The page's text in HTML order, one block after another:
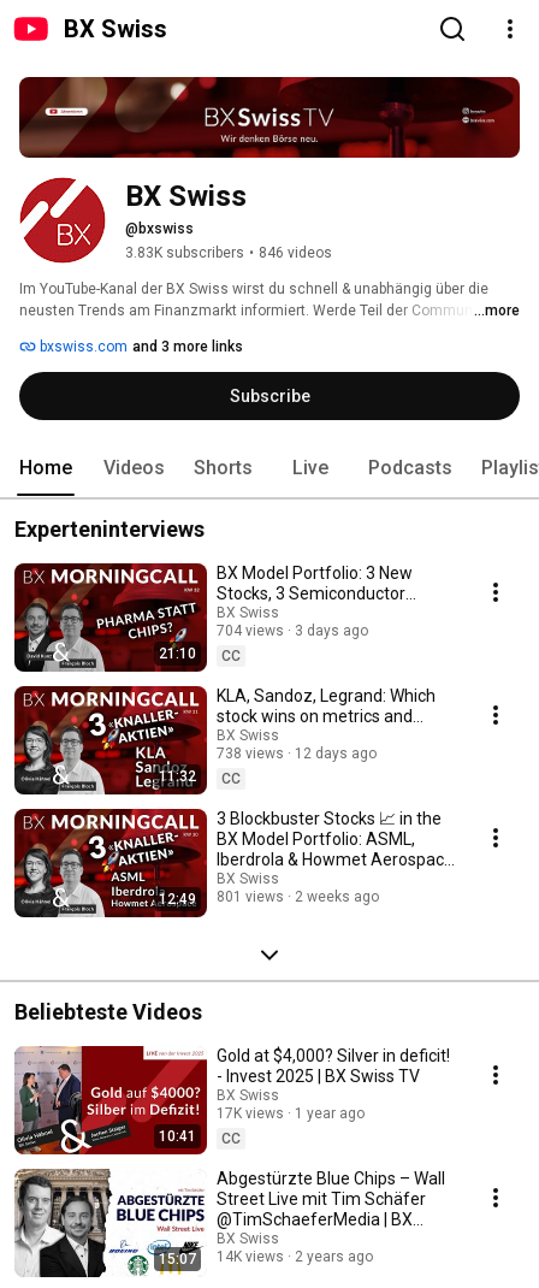
BX Swiss
BX Swiss
@bxswiss
3.83K subscribers • 846 videos
Im YouTube-Kanal der BX Swiss wirst du schnell & unabhängig über die
neusten Trends am Finanzmarkt informiert. Werde Teil der Community und
Handel von Wertpapieren – wir kümmern uns darum.
...more
bxswiss.com and 3 more links
Subscribe
Home Videos Shorts Live Podcasts
Experteninterviews
21:10
BX Model Portfolio: 3 New
Stocks, 3 Semiconductor
Stocks Out
BX Swiss
704 views
3 days ago
CC
11:32
KLA, Sandoz, Legrand: Which
stock wins on metrics and
valuation?
BX Swiss
738 views
12 days ago
CC
12:49
3 Blockbuster Stocks 📈 in the
BX Model Portfolio: ASML,
Iberdrola & Howmet Aerospace
with Françoi...
BX Swiss
801 views
2 weeks ago
Beliebteste Videos
10:41
Gold at $4,000? Silver in deficit!
- Invest 2025 | BX Swiss TV
BX Swiss
17K views
1 year ago
CC
15:07
Abgestürzte Blue Chips – Wall
Street Live mit Tim Schäfer
@TimSchaeferMedia | BX
Swiss TV
BX Swiss
14K views
2 years ago